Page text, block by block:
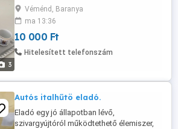
3
kapható, eredeti ára 34.000 Ft.
Különlegessége a 8 db kupicás pohár. A
butella légtelenítése az új gazda feladata.
Véménd, Baranya
ma 13:36
10 000 Ft
Hitelesített telefonszám
Autós italhűtö eladó.
Eladó egy jó állapotban lévő,
szivargyújtóról működtethető élemiszer,